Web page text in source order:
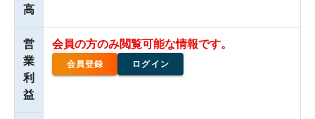
高
営
業
利
益
会員の方のみ閲覧可能な情報です。
会員登録 ログイン